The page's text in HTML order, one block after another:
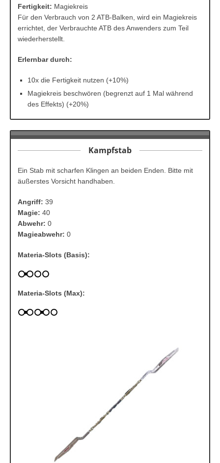
Fertigkeit: Magiekreis
Für den Verbrauch von 2 ATB-Balken, wird ein Magiekreis
errichtet, der Verbrauchte ATB des Anwenders zum Teil
wiederherstellt.
Erlernbar durch:
10x die Fertigkeit nutzen (+10%)
Magiekreis beschwören (begrenzt auf 1 Mal während
des Effekts) (+20%)
Kampfstab
Ein Stab mit scharfen Klingen an beiden Enden. Bitte mit
äußerstes Vorsicht handhaben.
Angriff: 39
Magie: 40
Abwehr: 0
Magieabwehr: 0
Materia-Slots (Basis):
Materia-Slots (Max):